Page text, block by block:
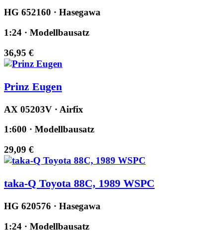
HG 652160 · Hasegawa
1:24 · Modellbausatz
36,95 €
Prinz Eugen
AX 05203V · Airfix
1:600 · Modellbausatz
29,09 €
taka-Q Toyota 88C, 1989 WSPC
HG 620576 · Hasegawa
1:24 · Modellbausatz